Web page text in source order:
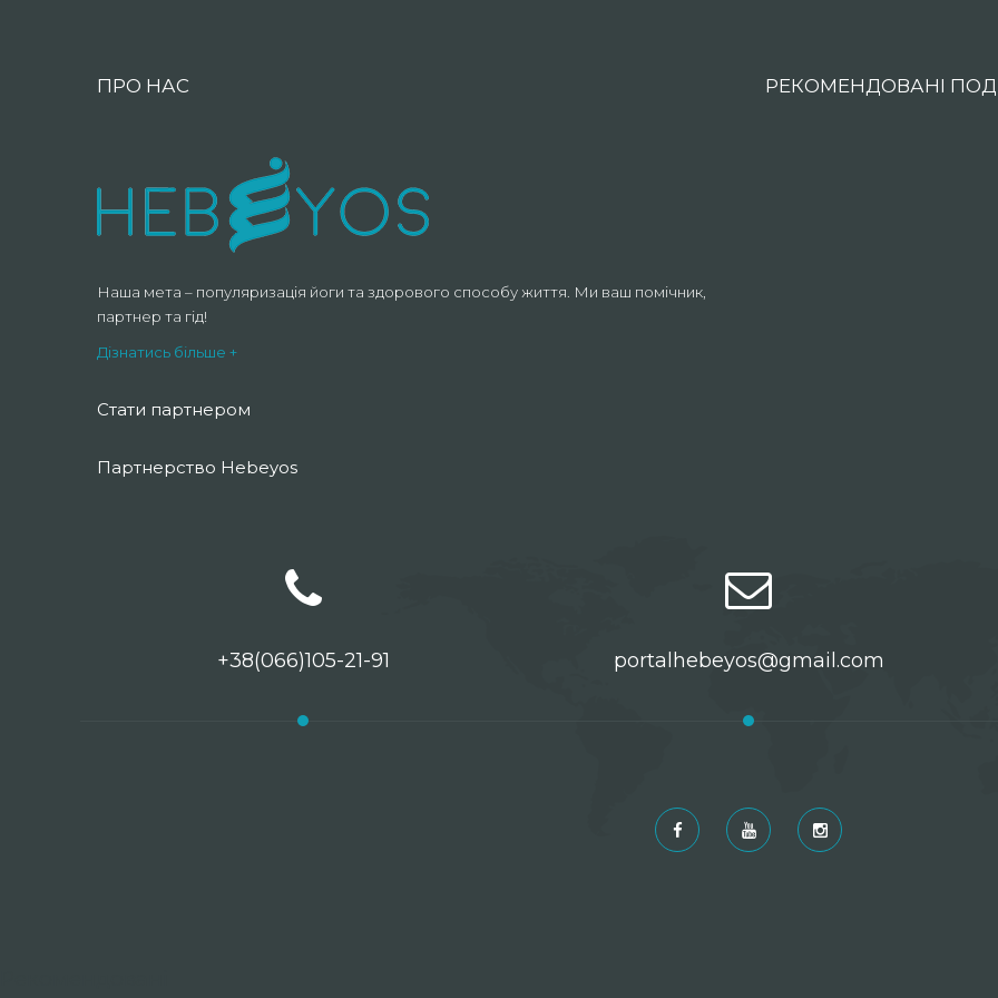
ПРО НАС
Наша мета – популяризація йоги та здорового способу життя. Ми ваш помічник,
партнер та гід!
Дізнатись більше +
Стати партнером
Партнерство Hebeyos
РЕКОМЕНДОВАНІ
+38(066)105-21-91 portalhebeyos@gmail.com